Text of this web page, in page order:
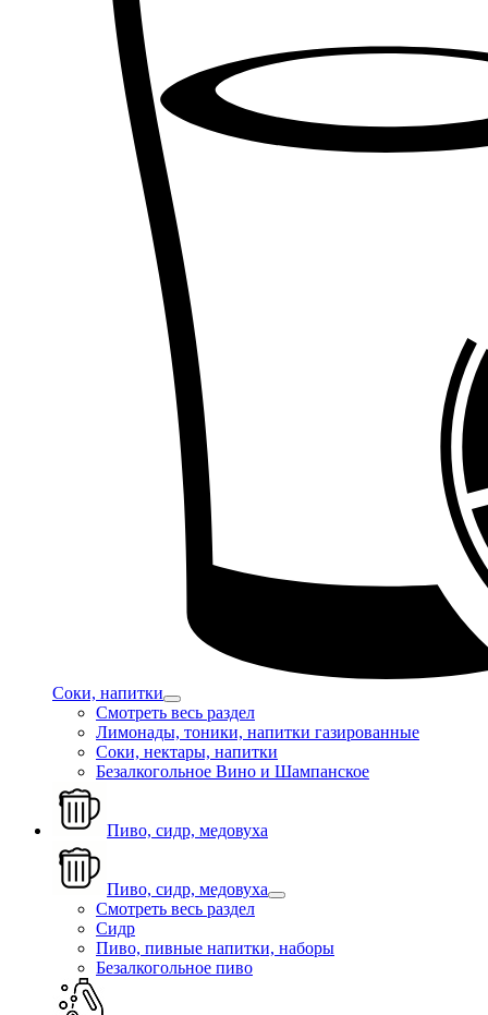
Соки, напитки
Смотреть весь раздел
Лимонады, тоники, напитки газированные
Соки, нектары, напитки
Безалкогольное Вино и Шампанское
Пиво, сидр, медовуха
Пиво, сидр, медовуха
Смотреть весь раздел
Сидр
Пиво, пивные напитки, наборы
Безалкогольное пиво